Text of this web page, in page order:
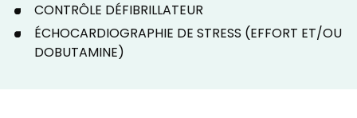
CONTRÔLE DÉFIBRILLATEUR
ÉCHOCARDIOGRAPHIE DE STRESS (EFFORT ET/OU
DOBUTAMINE)